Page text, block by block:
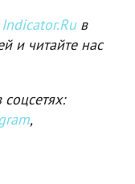
в
и читайте нас
,